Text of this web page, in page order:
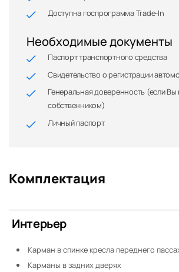
Доступна госпрограмма Trade-In
Необходимые документы
Паспорт транспортного средства
Свидетельство о регистрации
Генеральная доверенность (если Вы
собственником)
Личный паспорт
Комплектация
Интерьер
Карман в спинке кресла переднего
Карманы в задних дверях